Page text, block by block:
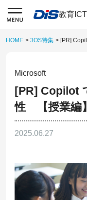
教育
HOME > 3OS特集 > [PR]
Microsoft
[PR] Copilot
性 【授業編】
2025.06.27